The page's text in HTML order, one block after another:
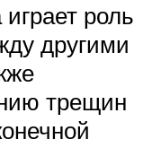
роль
другими
трещин